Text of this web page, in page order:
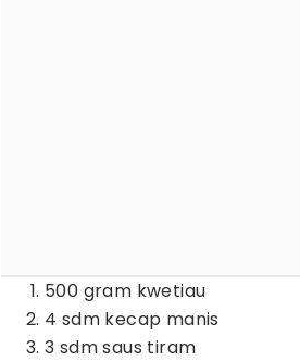
500 gram kwetiau
4 sdm kecap manis
3 sdm saus tiram